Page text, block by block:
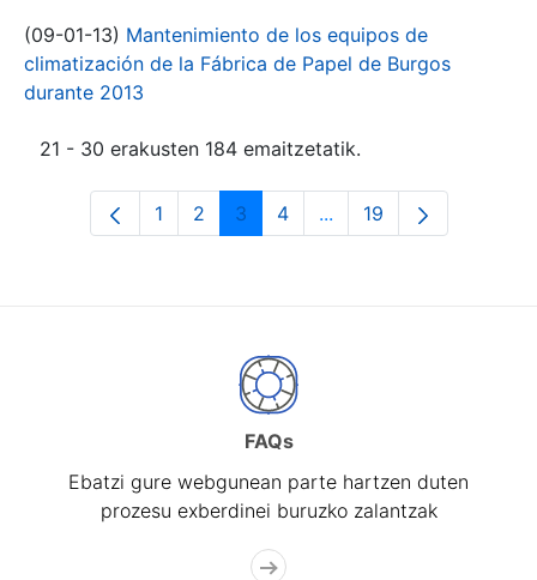
(09-01-13) Mantenimiento de los equipos de
climatización de la Fábrica de Papel de Burgos
durante 2013
21 - 30 erakusten 184 emaitzetatik.
Orrialdea
1 Orrialdea
2 Orrialdea
3 Orrialdea
4 ...Intermediate Pages
Orrialdea
19
FAQs
Ebatzi gure webgunean parte hartzen duten
prozesu exberdinei buruzko zalantzak